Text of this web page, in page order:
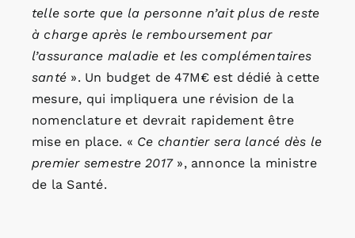
telle sorte que la personne n’ait plus de reste
à charge après le remboursement par
l’assurance maladie et les complémentaires
santé ». Un budget de 47M€ est dédié à cette
mesure, qui impliquera une révision de la
nomenclature et devrait rapidement être
mise en place. « Ce chantier sera lancé dès le
premier semestre 2017 », annonce la ministre
de la Santé.